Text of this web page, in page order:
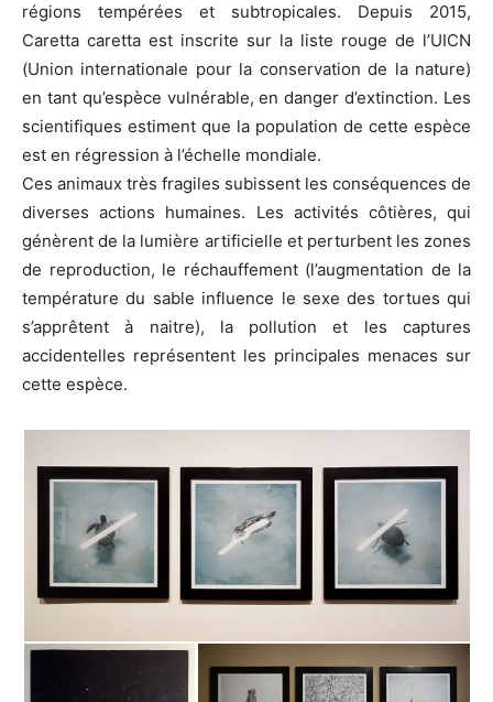
régions tempérées et subtropicales. Depuis 2015,
Caretta caretta est inscrite sur la liste rouge de l’UICN
(Union internationale pour la conservation de la nature)
en tant qu’espèce vulnérable, en danger d’extinction. Les
scientifiques estiment que la population de cette espèce
est en régression à l’échelle mondiale.
Ces animaux très fragiles subissent les conséquences de
diverses actions humaines. Les activités côtières, qui
génèrent de la lumière artificielle et perturbent les zones
de reproduction, le réchauffement (l’augmentation de la
température du sable influence le sexe des tortues qui
s’apprêtent à naitre), la pollution et les captures
accidentelles représentent les principales menaces sur
cette espèce.